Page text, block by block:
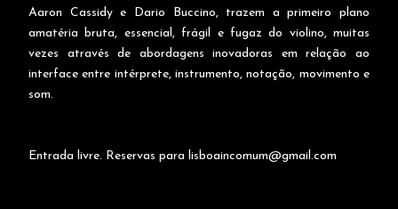
Aaron Cassidy e Dario Buccino, trazem a primeiro plano
amatéria bruta, essencial, frágil e fugaz do violino, muitas
vezes através de abordagens inovadoras em relação ao
interface entre intérprete, instrumento, notação, movimento e
som.
Entrada livre. Reservas para lisboaincomum@gmail.com